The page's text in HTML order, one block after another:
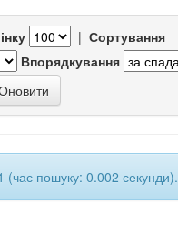
| Сортування
Впорядкування
(час пошуку: 0.002 секунди).